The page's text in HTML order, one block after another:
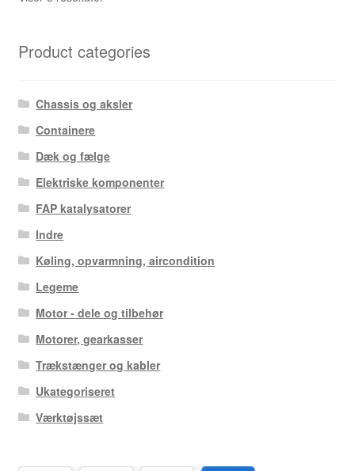
Product categories
Chassis og aksler
Containere
Dæk og fælge
Elektriske komponenter
FAP katalysatorer
Indre
Køling, opvarmning, aircondition
Legeme
Motor - dele og tilbehør
Motorer, gearkasser
Trækstænger og kabler
Ukategoriseret
Værktøjssæt